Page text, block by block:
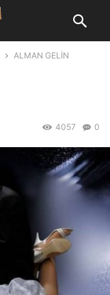
ALMAN GELİN
0
4057